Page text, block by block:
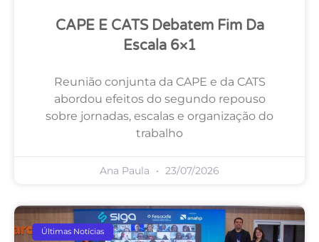
CAPE E CATS Debatem Fim Da
Escala 6×1
Reunião conjunta da CAPE e da CATS
abordou efeitos do segundo repouso
sobre jornadas, escalas e organização do
trabalho
Ana Paula 23/07/2026
Últimas Notícias